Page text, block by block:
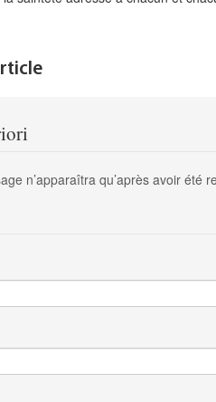
n’apparaîtra qu’après avoir été